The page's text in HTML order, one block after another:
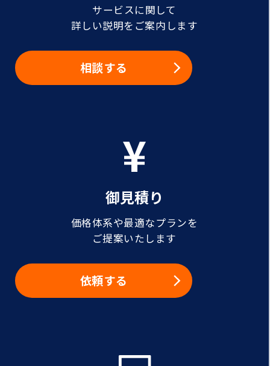
サービスに関して
詳しい説明をご案内します
相談する
御見積り
価格体系や最適なプランを
ご提案いたします
依頼する